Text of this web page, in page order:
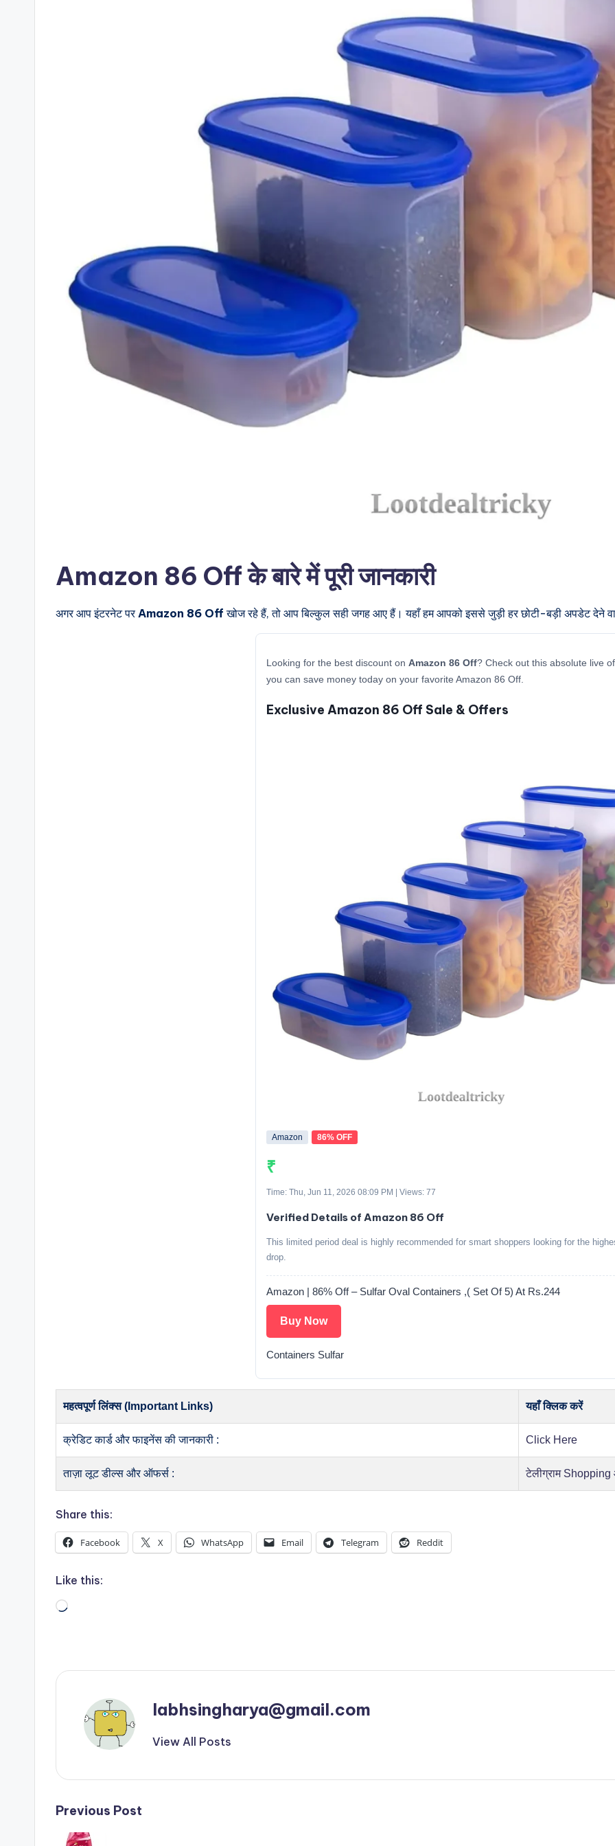
Amazon 86 Off के बारे में पूरी जानकारी
अगर आप इंटरनेट पर Amazon 86 Off खोज रहे हैं, तो आप बिल्कुल सही जगह आए हैं। यहाँ हम आपको इससे जुड़ी हर छोटी-बड़ी अपडेट देने
Looking for the best discount on Amazon 86 Off? Check out this absolute live
you can save money today on your favorite Amazon 86 Off.
Exclusive Amazon 86 Off Sale & Offers
Amazon 86% OFF
₹
Time: Thu, Jun 11, 2026 08:09 PM | Views: 77
Verified Details of Amazon 86 Off
This limited period deal is highly recommended for smart shoppers looking for the
drop.
Amazon | 86% Off – Sulfar Oval Containers ,( Set Of 5) At Rs.244
Buy Now
Containers Sulfar
महत्वपूर्ण लिंक्स (Important Links) यहाँ क्लिक करें
क्रेडिट कार्ड और फाइनेंस की जानकारी : Click Here
ताज़ा लूट डील्स और ऑफर्स : टेलीग्राम
Share this:
Facebook X WhatsApp Email Telegram Reddit
Like this:
Loading…
labhsingharya@gmail.com
View All Posts
Post
Previous Post